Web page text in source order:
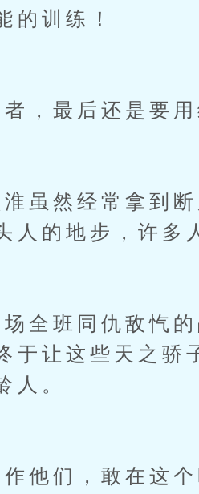
的训练！
，最后还是要用
虽然经常拿到断
人的地步，许多
全班同仇敌忾的
于让这些天之骄
人。
他们，敢在这个